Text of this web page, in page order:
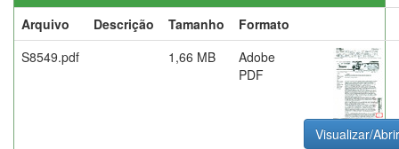
Arquivo
Descrição Tamanho
Formato
S8549.pdf
1,66 MB
Adobe
PDF
Visualizar/Abrir